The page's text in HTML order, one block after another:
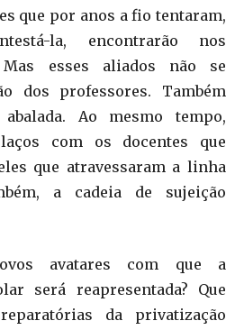
que por anos a fio tentaram,
la, encontrarão nos
Mas esses aliados não se
dos professores. Também
Ao mesmo tempo,
com os docentes que
que atravessaram a linha
a cadeia de sujeição
avatares com que a
será reapresentada? Que
da privatização